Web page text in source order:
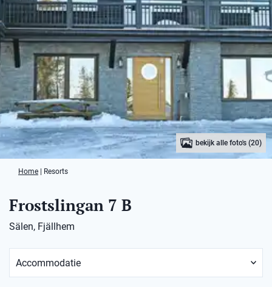
bekijk alle foto's (20)
Home Resorts
Frostslingan 7 B
Sälen, Fjällhem